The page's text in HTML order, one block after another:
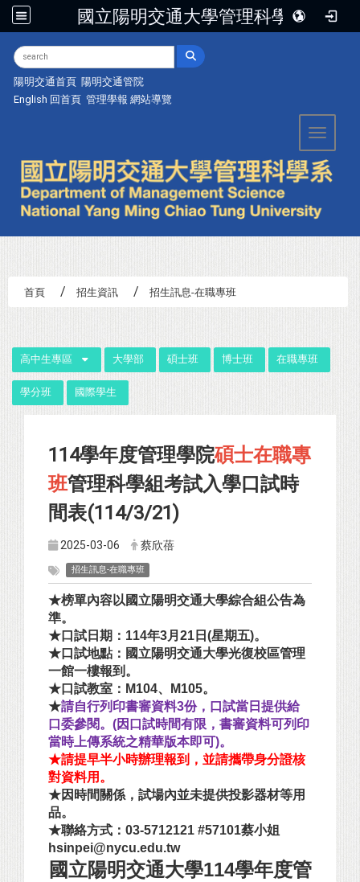
國立陽明交通大學管理科學系
陽明交通首頁 陽明交通管院
English 回首頁 管理學報 網站導覽
Toggle
首頁 招生資訊 招生訊息-在職專班
高中生專區 大學部 碩士班 博士班 在職專班
學分班 國際學生
114學年度管理學院碩士在職專
班管理科學組考試入學口試時
間表(114/3/21)
2025-03-06 蔡欣蓓
招生訊息-在職專班
★榜單內容以國立陽明交通大學綜合組公告為
準。
★口試日期：114年3月21日(星期五)。
★口試地點：國立陽明交通大學光復校區管理
一館一樓報到。
★口試教室：M104、M105。
★請自行列印書審資料3份，口試當日提供給
口委參閱。(因口試時間有限，書審資料可列印
當時上傳系統之精華版本即可)。
★請提早半小時辦理報到，並請攜帶身分證核
對資料用。
★因時間關係，試場內並未提供投影器材等用
品。
★聯絡方式：03-5712121 #57101蔡小姐
hsinpei@nycu.edu.tw
國立陽明交通大學114學年度管